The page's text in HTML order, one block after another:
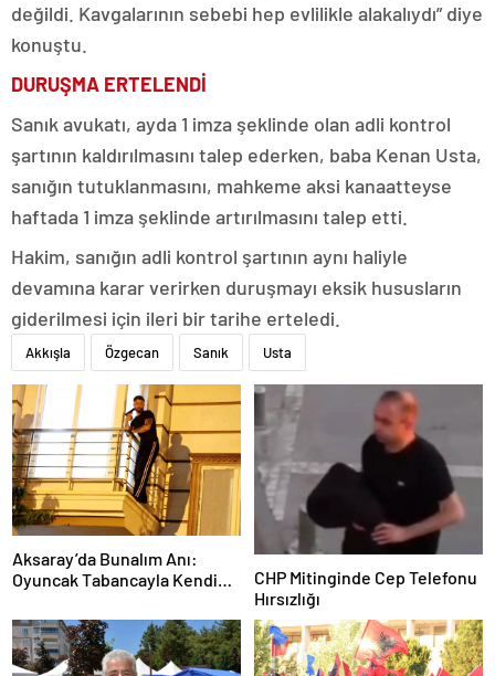
değildi. Kavgalarının sebebi hep evlilikle alakalıydı” diye
konuştu.
DURUŞMA ERTELENDİ
Sanık avukatı, ayda 1 imza şeklinde olan adli kontrol
şartının kaldırılmasını talep ederken, baba Kenan Usta,
sanığın tutuklanmasını, mahkeme aksi kanaatteyse
haftada 1 imza şeklinde artırılmasını talep etti.
Hakim, sanığın adli kontrol şartının aynı haliyle
devamına karar verirken duruşmayı eksik hususların
giderilmesi için ileri bir tarihe erteledi.
Akkışla Özgecan Sanık Usta
Aksaray’da Bunalım Anı:
Oyuncak Tabancayla Kendine
CHP Mitinginde Cep Telefonu
Hırsızlığı